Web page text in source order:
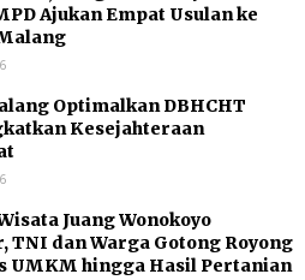
Ajukan Empat Usulan ke
Optimalkan DBHCHT
Kesejahteraan
Juang Wonokoyo
TNI dan Warga Gotong Royong
UMKM hingga Hasil Pertanian